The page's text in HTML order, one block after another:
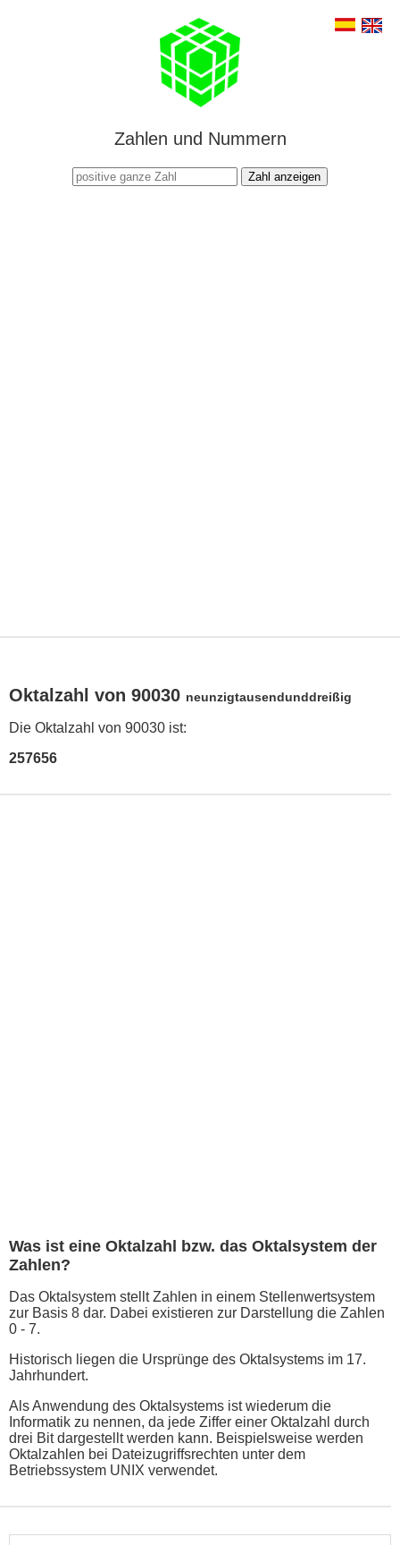
Zahlen und Nummern
Zahl anzeigen
Oktalzahl von 90030 neunzigtausendunddreißig
Die Oktalzahl von 90030 ist:
257656
Was ist eine Oktalzahl bzw. das Oktalsystem der
Zahlen?
Das Oktalsystem stellt Zahlen in einem Stellenwertsystem
zur Basis 8 dar. Dabei existieren zur Darstellung die Zahlen
0 - 7.
Historisch liegen die Ursprünge des Oktalsystems im 17.
Jahrhundert.
Als Anwendung des Oktalsystems ist wiederum die
Informatik zu nennen, da jede Ziffer einer Oktalzahl durch
drei Bit dargestellt werden kann. Beispielsweise werden
Oktalzahlen bei Dateizugriffsrechten unter dem
Betriebssystem UNIX verwendet.